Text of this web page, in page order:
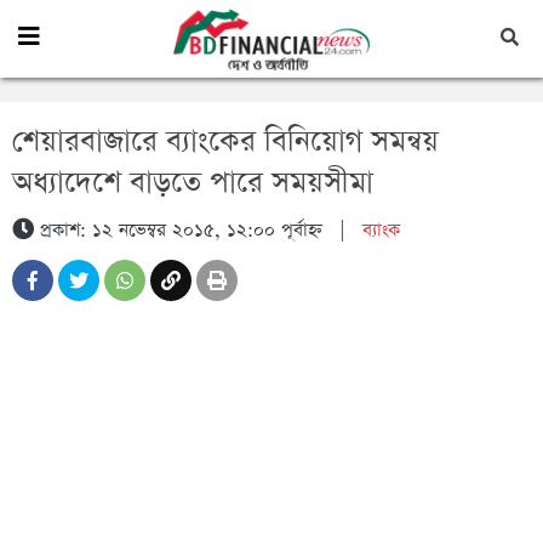
শেয়ারবাজারে ব্যাংকের বিনিয়োগ সমন্বয়
অধ্যাদেশে বাড়তে পারে সময়সীমা
প্রকাশ: ১২ নভেম্বর ২০১৫, ১২:০০ পূর্বাহ্ন|ব্যাংক